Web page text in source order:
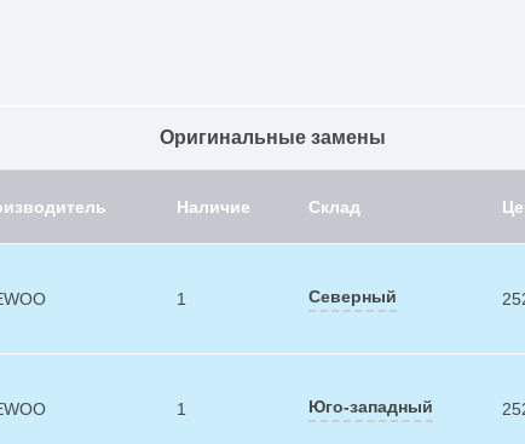
Оригинальные замены
Наличие Склад
1 Северный
1 Юго-западный